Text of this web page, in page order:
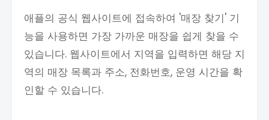
애플의 공식 웹사이트에 접속하여 '매장 찾기' 기
능을 사용하면 가장 가까운 매장을 쉽게 찾을 수
있습니다. 웹사이트에서 지역을 입력하면 해당 지
역의 매장 목록과 주소, 전화번호, 운영 시간을 확
인할 수 있습니다.